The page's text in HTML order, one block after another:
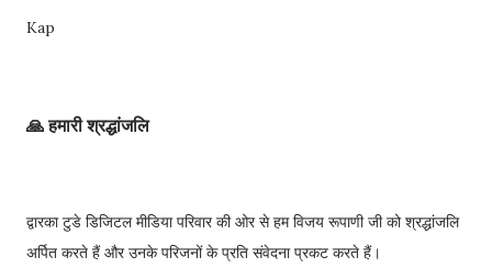
Kap
🙏 हमारी श्रद्धांजलि
द्वारका टुडे डिजिटल मीडिया परिवार की ओर से हम विजय रूपाणी जी को श्रद्धांजलि
अर्पित करते हैं और उनके परिजनों के प्रति संवेदना प्रकट करते हैं।